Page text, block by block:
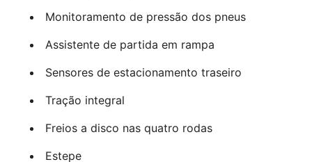
Monitoramento de pressão dos pneus
Assistente de partida em rampa
Sensores de estacionamento traseiro
Tração integral
Freios a disco nas quatro rodas
Estepe